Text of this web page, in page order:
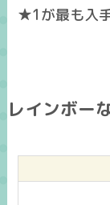
★1が最も入
レインボー